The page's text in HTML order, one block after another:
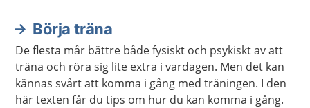
Börja träna
De flesta mår bättre både fysiskt och psykiskt av att
träna och röra sig lite extra i vardagen. Men det kan
kännas svårt att komma i gång med träningen. I den
här texten får du tips om hur du kan komma i gång.